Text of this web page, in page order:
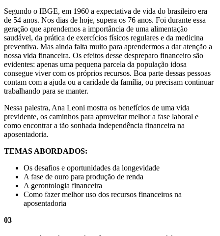
Segundo o IBGE, em 1960 a expectativa de vida do brasileiro era
de 54 anos. Nos dias de hoje, supera os 76 anos. Foi durante essa
geração que aprendemos a importância de uma alimentação
saudável, da prática de exercícios físicos regulares e da medicina
preventiva. Mas ainda falta muito para aprendermos a dar atenção a
nossa vida financeira. Os efeitos desse despreparo financeiro são
evidentes: apenas uma pequena parcela da população idosa
consegue viver com os próprios recursos. Boa parte dessas pessoas
contam com a ajuda ou a caridade da família, ou precisam continuar
trabalhando para se manter.
Nessa palestra, Ana Leoni mostra os benefícios de uma vida
previdente, os caminhos para aproveitar melhor a fase laboral e
como encontrar a tão sonhada independência financeira na
aposentadoria.
TEMAS ABORDADOS:
Os desafios e oportunidades da longevidade
A fase de ouro para produção de renda
A gerontologia financeira
Como fazer melhor uso dos recursos financeiros na
aposentadoria
03